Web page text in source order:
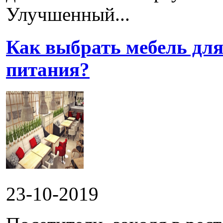
Улучшенный...
Как выбрать мебель
питания?
23-10-2019